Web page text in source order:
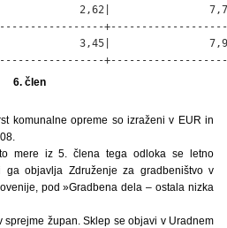
|             2,62|
|             3,45|
6. člen
komunalne opreme so izraženi v EUR in
mere iz 5. člena tega odloka se letno
objavlja Združenje za gradbeništvo v
pod »Gradbena dela – ostala nizka
sprejme župan. Sklep se objavi v Uradnem